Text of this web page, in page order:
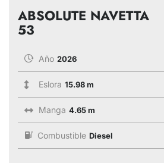
ABSOLUTE NAVETTA
53
Año 2026
Eslora 15.98 m
Manga 4.65 m
Combustible Diesel